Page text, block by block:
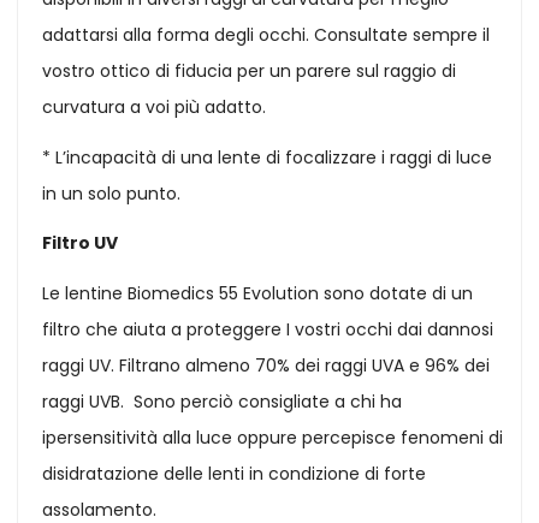
adattarsi alla forma degli occhi. Consultate sempre il
vostro ottico di fiducia per un parere sul raggio di
curvatura a voi più adatto.
* L’incapacità di una lente di focalizzare i raggi di luce
in un solo punto.
Filtro UV
Le lentine Biomedics 55 Evolution sono dotate di un
filtro che aiuta a proteggere I vostri occhi dai dannosi
raggi UV. Filtrano almeno 70% dei raggi UVA e 96% dei
raggi UVB. Sono perciò consigliate a chi ha
ipersensitività alla luce oppure percepisce fenomeni di
disidratazione delle lenti in condizione di forte
assolamento.